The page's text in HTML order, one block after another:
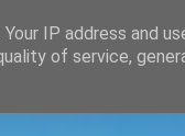
IP address and
of service,